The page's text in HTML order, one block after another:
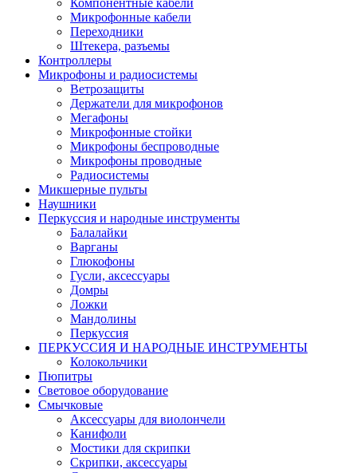
Компонентные кабели
Микрофонные кабели
Переходники
Штекера, разъемы
Контроллеры
Микрофоны и радиосистемы
Ветрозащиты
Держатели для микрофонов
Мегафоны
Микрофонные стойки
Микрофоны беспроводные
Микрофоны проводные
Радиосистемы
Микшерные пульты
Наушники
Перкуссия и народные инструменты
Балалайки
Варганы
Глюкофоны
Гусли, аксессуары
Домры
Ложки
Мандолины
Перкуссия
ПЕРКУССИЯ И НАРОДНЫЕ ИНСТРУМЕНТЫ
Колокольчики
Пюпитры
Световое оборудование
Смычковые
Аксессуары для виолончели
Канифоли
Мостики для скрипки
Скрипки, аксессуары